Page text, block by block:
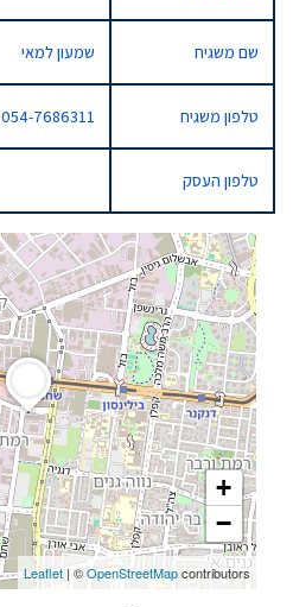
+
−
Leaflet| ©OpenStreetMapcontributors
שם משגיח שמעון למאי
טלפון משגיח 054-7686311
טלפון העסק